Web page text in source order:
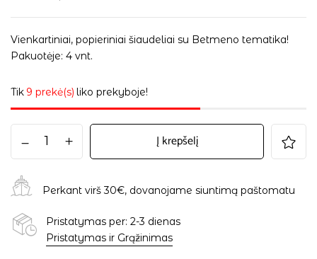
Vienkartiniai, popieriniai šiaudeliai su Betmeno tematika!
Pakuotėje: 4 vnt.
Tik 9 prekė(s) liko prekyboje!
Į krepšelį
Perkant virš 30€, dovanojame siuntimą paštomatu
Pristatymas per: 2-3 dienas
Pristatymas ir Grąžinimas